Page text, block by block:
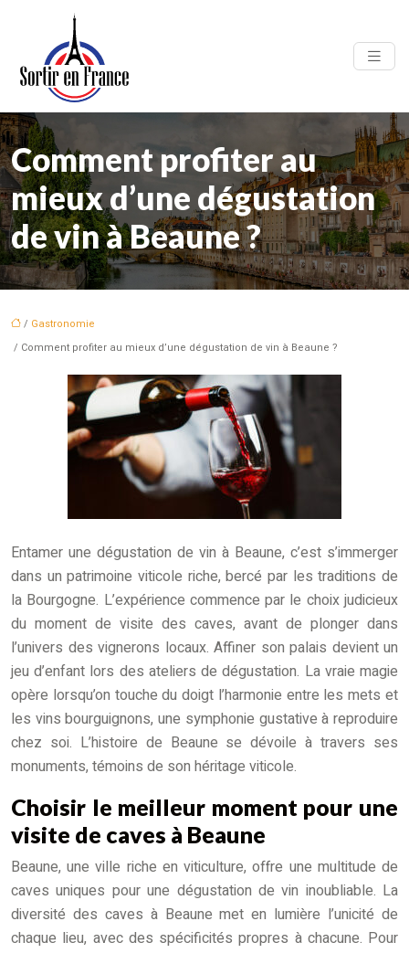
Comment profiter au
mieux d’une dégustation
de vin à Beaune ?
/ Gastronomie
/ Comment profiter au mieux d’une dégustation de vin à Beaune ?
Entamer une dégustation de vin à Beaune, c’est s’immerger
dans un patrimoine viticole riche, bercé par les traditions de
la Bourgogne. L’expérience commence par le choix judicieux
du moment de visite des caves, avant de plonger dans
l’univers des vignerons locaux. Affiner son palais devient un
jeu d’enfant lors des ateliers de dégustation. La vraie magie
opère lorsqu’on touche du doigt l’harmonie entre les mets et
les vins bourguignons, une symphonie gustative à reproduire
chez soi. L’histoire de Beaune se dévoile à travers ses
monuments, témoins de son héritage viticole.
Choisir le meilleur moment pour une
visite de caves à Beaune
Beaune, une ville riche en viticulture, offre une multitude de
caves uniques pour une dégustation de vin inoubliable. La
diversité des caves à Beaune met en lumière l’unicité de
chaque lieu, avec des spécificités propres à chacune. Pour